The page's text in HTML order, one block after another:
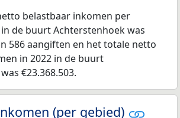
belastbaar inkomen per
de buurt Achterstenhoek was
586 aangiften en het totale netto
in 2022 in de buurt
€23.368.503.
(per gebied)